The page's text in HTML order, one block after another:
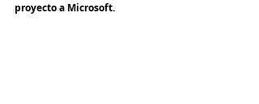
proyecto a Microsoft.